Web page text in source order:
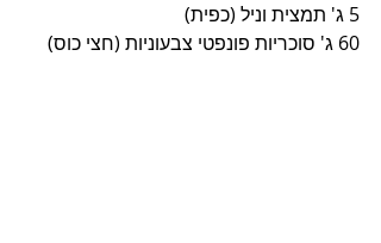
5 ג' תמצית וניל (כפית)
60 ג' סוכריות פונפטי צבעוניות (חצי כוס)